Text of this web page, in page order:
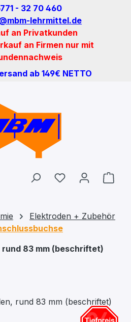
- 32 70 460
lehrmittel.de
an Privatkunden
an Firmen nur mit
ab 149€ NETTO
Du hast 0
Elektroden + Zubehör
83 mm (beschriftet)